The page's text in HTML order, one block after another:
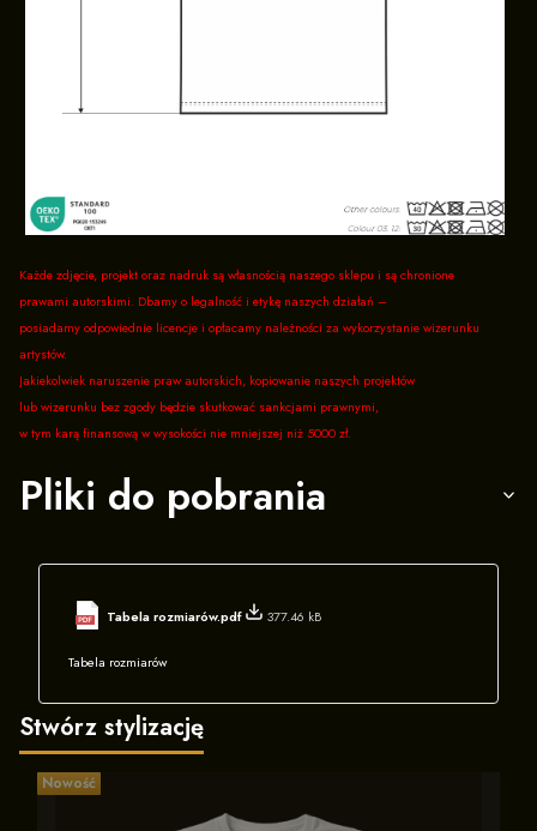
Każde zdjęcie, projekt oraz nadruk są własnością naszego sklepu i są chronione
prawami autorskimi. Dbamy o legalność i etykę naszych działań –
posiadamy odpowiednie licencje i opłacamy należności za wykorzystanie wizerunku
artystów.
Jakiekolwiek naruszenie praw autorskich, kopiowanie naszych projektów
lub wizerunku bez zgody będzie skutkować sankcjami prawnymi,
w tym karą finansową w wysokości nie mniejszej niż 5000 zł.
Pliki do pobrania
Tabela rozmiarów.pdf 377.46 kB
Tabela rozmiarów
Stwórz stylizację
Nowość